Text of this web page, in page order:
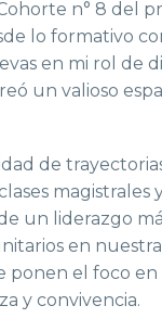
n° 8 del
lo formativo
en mi rol de
un valioso
de
un liderazgo
en
ponen el foco
y convivencia.